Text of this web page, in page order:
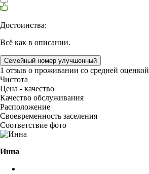
Достоинства:
Всё как в описании.
Семейный номер улучшенный
1 отзыв о проживании со средней оценкой
Чистота
Цена - качество
Качество обслуживания
Расположение
Своевременность заселения
Соответствие фото
Инна